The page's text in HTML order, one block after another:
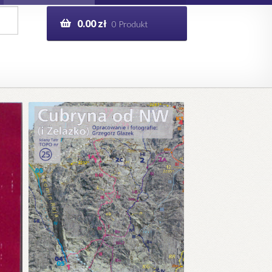
0.00zł 0 Produkt
Help in English